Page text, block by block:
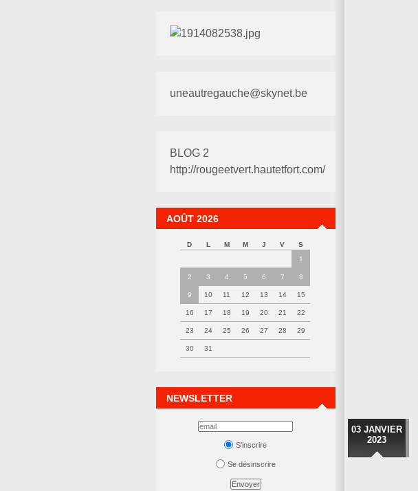
uneautregauche@skynet.be
BLOG 2
http://rougeetvert.hautetfort.com/
AOÛT 2026
D L M M J V
S
1
2 3 4 5 6 7 8
9 10 11 12 13 14 15
16 17 18 19 20 21 22
23 24 25 26 27 28 29
30 31
NEWSLETTER
S'inscrire
Se désinscrire
03 JANVIER
2023